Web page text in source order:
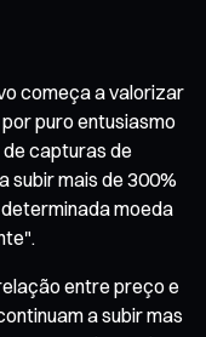
começa a valorizar
puro entusiasmo
capturas de
subir mais de 300%
moeda
entre preço e
a subir mas